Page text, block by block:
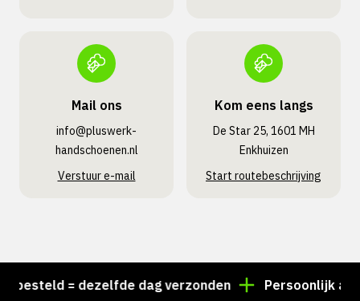
Mail ons
info@pluswerk­
handschoenen.nl
Verstuur e-mail
Kom eens langs
De Star 25, 1601 MH
Enkhuizen
Start routebeschrijving
= dezelfde dag verzonden Persoonlijk